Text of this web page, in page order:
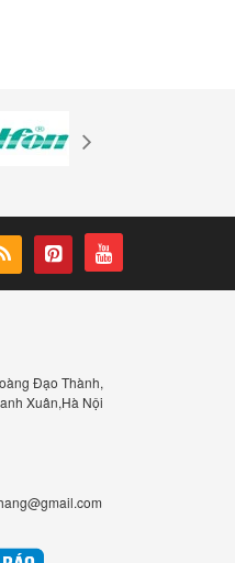
Đạo Thành,
Xuân,Hà Nội